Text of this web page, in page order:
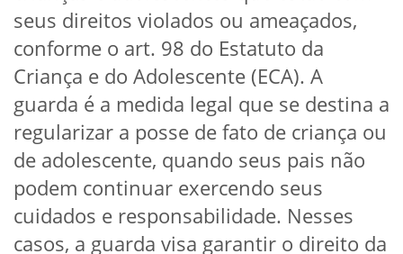
seus direitos violados ou ameaçados,
conforme o art. 98 do Estatuto da
Criança e do Adolescente (ECA). A
guarda é a medida legal que se destina a
regularizar a posse de fato de criança ou
de adolescente, quando seus pais não
podem continuar exercendo seus
cuidados e responsabilidade. Nesses
casos, a guarda visa garantir o direito da